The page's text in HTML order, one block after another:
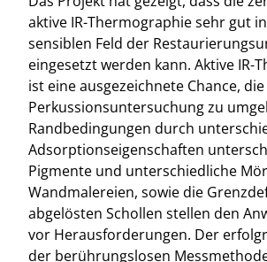
aktive IR-Thermographie sehr gut
sensiblen Feld der
eingesetzt werden kann. Aktive IR-
ist eine ausgezeichnete Chance,
Perkussionsuntersuchung zu
Randbedingungen durch
Adsorptionseigenschaften
Pigmente und unterschiedliche
Wandmalereien, sowie die
abgelösten Schollen stellen den
vor Herausforderungen. Der
der berührungslosen